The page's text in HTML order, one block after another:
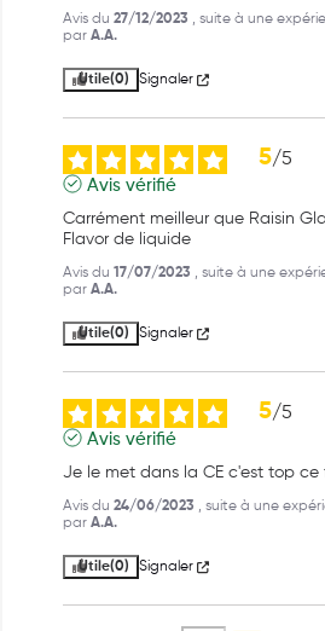
Avis du 27/12/2023 , suite à une
par A.A.
Utile(0) Signaler
5/5
Avis vérifié
Carrément meilleur que Raisin
Flavor de liquide
Avis du 17/07/2023 , suite à une
par A.A.
Utile(0) Signaler
5/5
Avis vérifié
Je le met dans la CE c'est top ce
Avis du 24/06/2023 , suite à une
par A.A.
Utile(0) Signaler